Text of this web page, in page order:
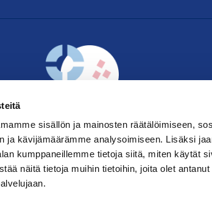
sisällön ja mainosten räätälöimiseen,
ja kävijämäärämme analysoimiseen. Lisäksi
kumppaneillemme tietoja siitä, miten käytät
näitä tietoja muihin tietoihin, joita olet
TILAA UUTISKIRJE ›